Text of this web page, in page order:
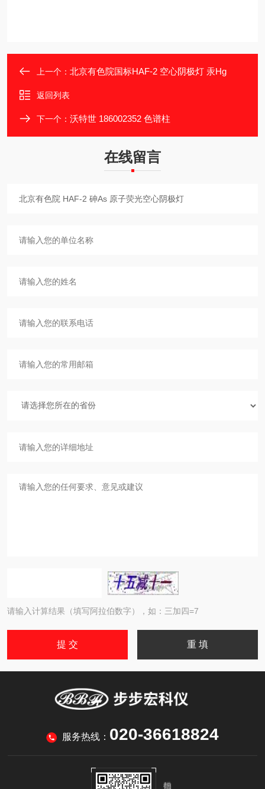
上一个： 北京有色院国标HAF-2 空心阴极灯 汞Hg
返回列表
下一个： 沃特世 186002352 色谱柱
在线留言
请输入计算结果（填写阿拉伯数字），如：三加四=7
服务热线： 020-36618824